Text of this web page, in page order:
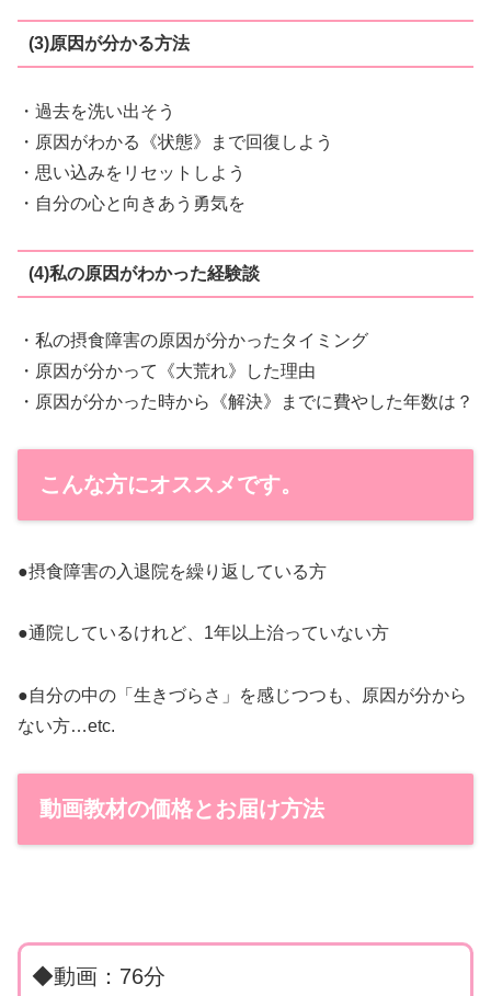
(3)原因が分かる方法
・過去を洗い出そう
・原因がわかる《状態》まで回復しよう
・思い込みをリセットしよう
・自分の心と向きあう勇気を
(4)私の原因がわかった経験談
・私の摂食障害の原因が分かったタイミング
・原因が分かって《大荒れ》した理由
・原因が分かった時から《解決》までに費やした年数は？
こんな方にオススメです。
●摂食障害の入退院を繰り返している方
●通院しているけれど、1年以上治っていない方
●自分の中の「生きづらさ」を感じつつも、原因が分から
ない方…etc.
動画教材の価格とお届け方法
◆動画：76分